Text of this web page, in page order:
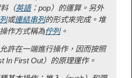
（英語： pop）的運算。另外
或連結串列的形式來完成。堆
作方式稱為佇列。
許在一端進行操作，因而按照
In First Out）的原理運作。